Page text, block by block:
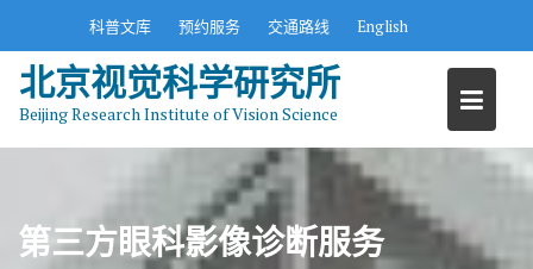
科普文库 预约服务 交通路线 English
北京视觉科学研究所
Beijing Research Institute of Vision Science
第三方眼科影像诊断服务